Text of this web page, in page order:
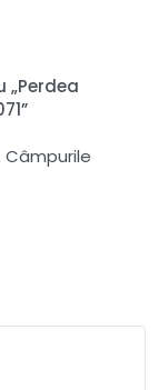
„Perdea
Câmpurile